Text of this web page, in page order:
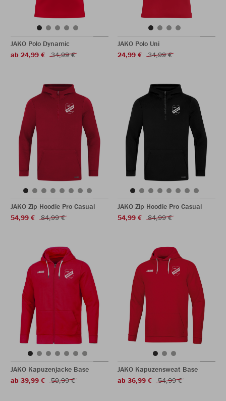
JAKO Polo Dynamic
ab 24,99 €
34,99 €
JAKO Polo Uni
24,99 €
34,99 €
JAKO Zip Hoodie Pro Casual
54,99 €
84,99 €
JAKO Zip Hoodie Pro Casual
54,99 €
84,99 €
JAKO Kapuzenjacke Base
ab 39,99 €
59,99 €
JAKO Kapuzensweat Base
ab 36,99 €
54,99 €